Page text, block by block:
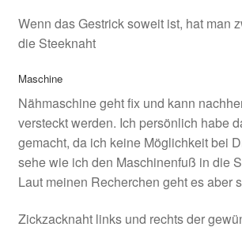
Wenn das Gestrick soweit ist, hat man
die Steeknaht
Maschine
Nähmaschine geht fix und kann
versteckt werden. Ich persönlich habe
gemacht, da ich keine Möglichkeit bei
sehe wie ich den Maschinenfuß in die
Laut meinen Recherchen geht es aber
Zickzacknaht links und rechts der